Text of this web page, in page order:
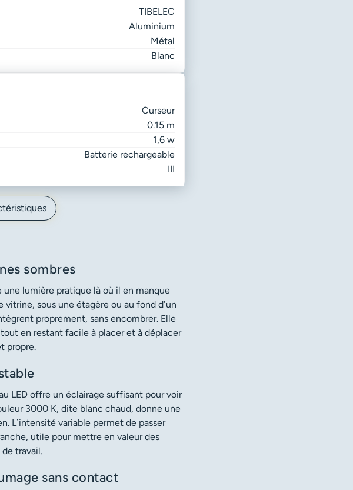
TIBELEC
Aluminium
Métal
Blanc
Curseur
0.15 m
1,6 w
Batterie rechargeable
III
sombres
lumière pratique là où il en manque
sous une étagère ou au fond d’un
proprement, sans encombrer. Elle
en restant facile à placer et à déplacer
propre.
LED offre un éclairage suffisant pour voir
3000 K, dite blanc chaud, donne une
L’intensité variable permet de passer
utile pour mettre en valeur des
travail.
sans contact